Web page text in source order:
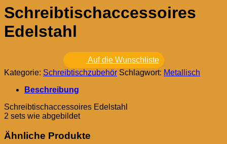
Schreibtischaccessoires
Edelstahl
Auf die Wunschliste
Kategorie: Schreibtischzubehör Schlagwort: Metallisch
Beschreibung
Schreibtischaccessoires Edelstahl
2 sets wie abgebildet
Ähnliche Produkte